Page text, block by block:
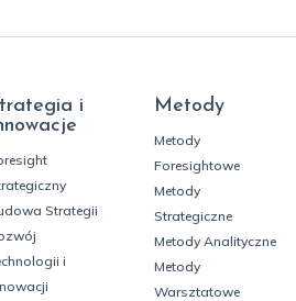
i
Strategii
i
Metody
Metody
Foresightowe
Metody
Strategiczne
Metody Analityczne
Metody
Warsztatowe